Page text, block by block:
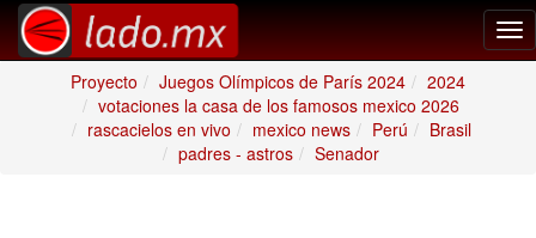
Proyecto
Juegos Olímpicos de París 2024
2024
votaciones la casa de los famosos mexico 2026
rascacielos en vivo
mexico news Perú
Brasil
padres - astros
Senador